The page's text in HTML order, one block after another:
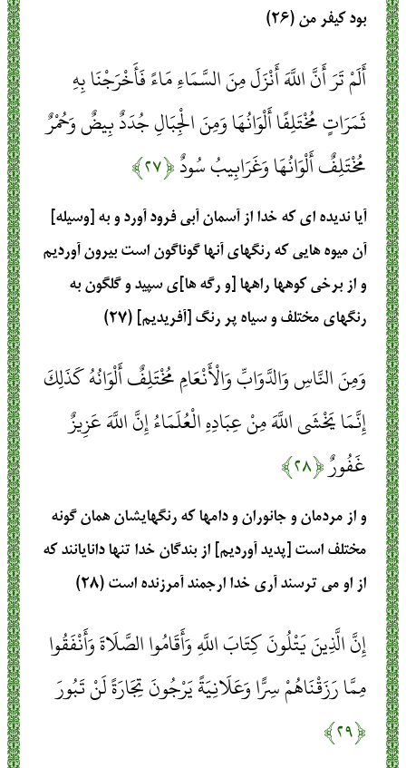
بود كيفر من (۲۶)
أَلَمْ تَرَ أَنَّ اللَّهَ أَنْزَلَ مِنَ السَّمَاءِ مَاءً فَأَخْرَجْنَا بِهِ
ثَمَرَاتٍ مُخْتَلِفًا أَلْوَانُهَا وَمِنَ الْجِبَالِ جُدَدٌ بِيضٌ وَحُمْرٌ
مُخْتَلِفٌ أَلْوَانُهَا وَغَرَابِيبُ سُودٌ﴿۲۷﴾
آيا نديده‏ اى كه خدا از آسمان آبى فرود آورد و به [وسيله]
آن ميوه ‏هايى كه رنگهاى آنها گوناگون است بيرون آورديم
و از برخى كوهها راهها [و رگه ‏ها]ى سپيد و گلگون به
رنگهاى مختلف و سياه پر رنگ [آفريديم] (۲۷)
وَمِنَ النَّاسِ وَالدَّوَابِّ وَالْأَنْعَامِ مُخْتَلِفٌ أَلْوَانُهُ كَذَلِكَ
إِنَّمَا يَخْشَى اللَّهَ مِنْ عِبَادِهِ الْعُلَمَاءُ إِنَّ اللَّهَ عَزِيزٌ
غَفُورٌ﴿۲۸﴾
و از مردمان و جانوران و دامها كه رنگهايشان همان گونه
مختلف است [پديد آورديم] از بندگان خدا تنها دانايانند كه
از او مى‏ ترسند آرى خدا ارجمند آمرزنده است (۲۸)
إِنَّ الَّذِينَ يَتْلُونَ كِتَابَ اللَّهِ وَأَقَامُوا الصَّلَاةَ وَأَنْفَقُوا
مِمَّا رَزَقْنَاهُمْ سِرًّا وَعَلَانِيَةً يَرْجُونَ تِجَارَةً لَنْ تَبُورَ
﴿۲۹﴾